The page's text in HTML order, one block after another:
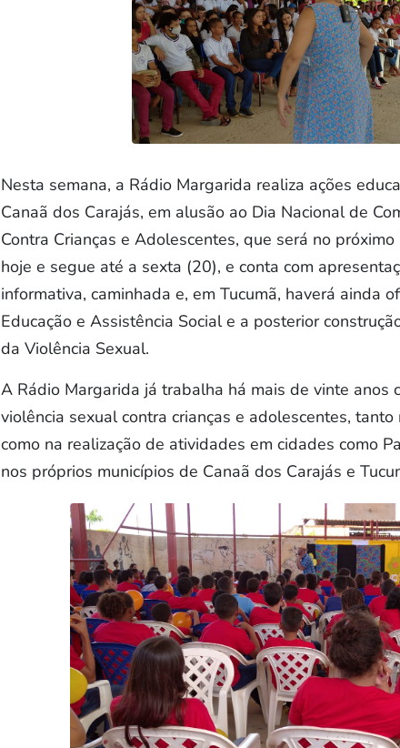
Nesta semana, a Rádio Margarida realiza ações
Canaã dos Carajás, em alusão ao Dia Nacional de
Contra Crianças e Adolescentes, que será no
hoje e segue até a sexta (20), e conta com
informativa, caminhada e, em Tucumã, haverá ainda
Educação e Assistência Social e a posterior
da Violência Sexual.
A Rádio Margarida já trabalha há mais de vinte anos
violência sexual contra crianças e adolescentes,
como na realização de atividades em cidades como
nos próprios municípios de Canaã dos Carajás e